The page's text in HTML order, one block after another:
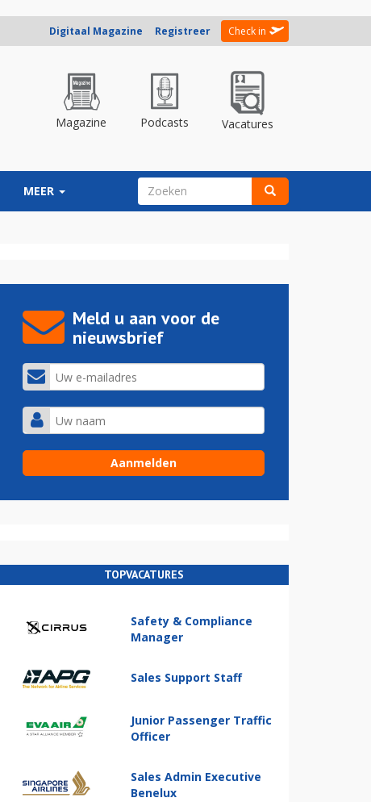
Digitaal Magazine Registreer Check in
Magazine Podcasts Vacatures
MEER ZOEKVELD
Meld u aan voor de
nieuwsbrief
TOPVACATURES
Safety & Compliance
Manager
Sales Support Staff
Junior Passenger Traffic
Officer
Sales Admin Executive
Benelux